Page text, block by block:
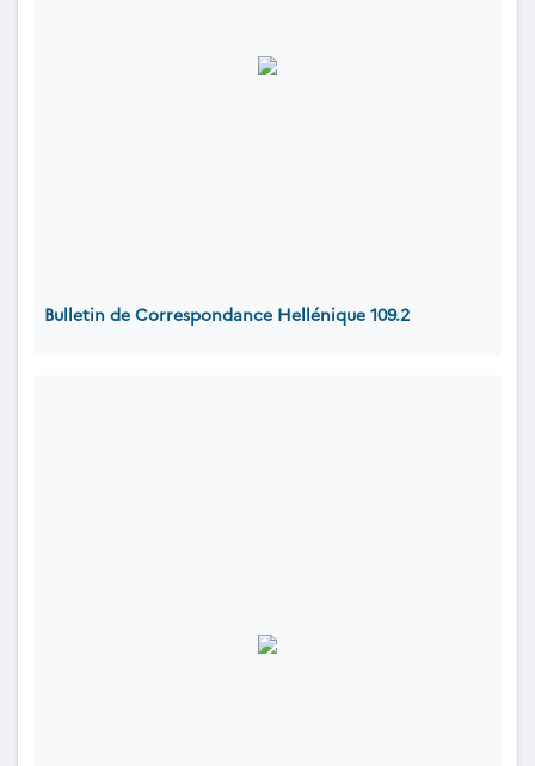
Bulletin de Correspondance Hellénique 109.2